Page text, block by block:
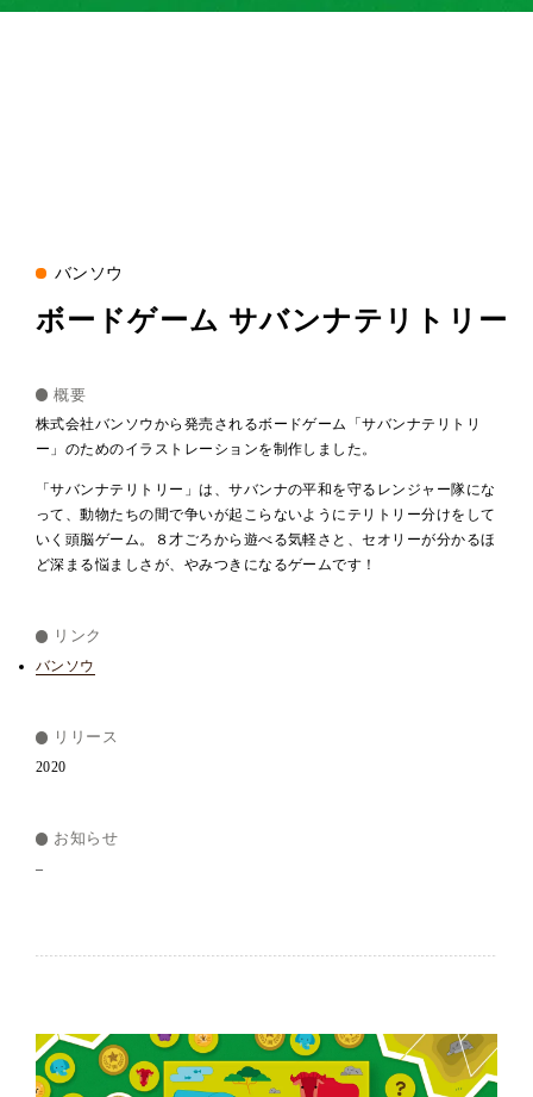
ボードゲーム サバンナテリトリー
バンソウ
概要
株式会社バンソウから発売されるボードゲーム「サバンナテリトリ
ー」のためのイラストレーションを制作しました。
「サバンナテリトリー」は、サバンナの平和を守るレンジャー隊にな
って、動物たちの間で争いが起こらないようにテリトリー分けをして
いく頭脳ゲーム。８才ごろから遊べる気軽さと、セオリーが分かるほ
ど深まる悩ましさが、やみつきになるゲームです！
リンク
バンソウ
リリース
2020
お知らせ
–